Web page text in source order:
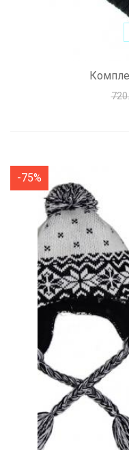
-75%